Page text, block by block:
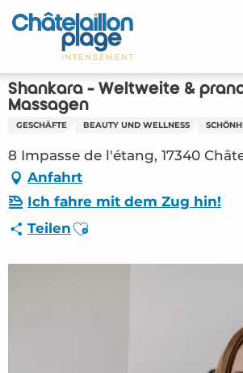
Aller
au
principal
Startseite - DE
Entdecken Sie
Aktivitäten
Zu leben
Treffpunkt
Ihr Aufenthalt - DE
Shankara - Weltweite &
Massagen
GESCHÄFTE BEAUTY UND WELLNESS
8 Impasse de l'étang, 17340
Anfahrt
Ich fahre mit dem Zug hin!
Teilen Ajouter aux favoris